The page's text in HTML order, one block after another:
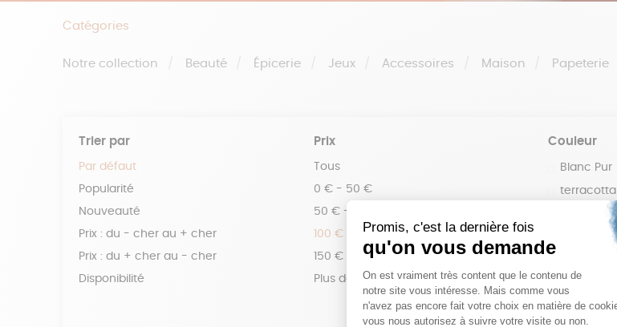
Catégories
Notre collection Beauté Épicerie Jeux Accessoires Maison Papeterie
Trier par
Par défaut
Popularité
Nouveauté
Prix : du - cher au + cher
Prix : du + cher au - cher
Disponibilité
Prix
Tous
0 € - 50 €
50 € - 100 €
100 € - 150 €
150 € - 200 €
Plus de 200€
Couleur
Blanc Pur
terracotta